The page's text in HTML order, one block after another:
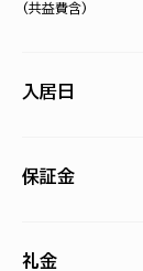
(共益費含)
入居日
保証金
礼金